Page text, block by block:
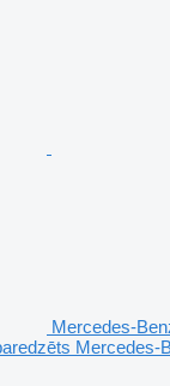
Mercedes-
Mercedes-